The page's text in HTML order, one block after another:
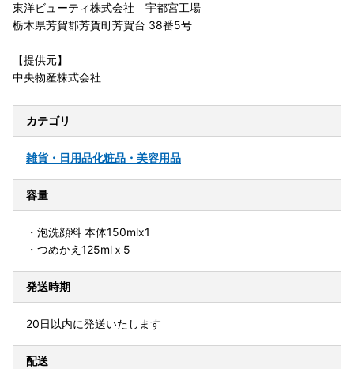
東洋ビューティ株式会社 宇都宮工場
栃木県芳賀郡芳賀町芳賀台 38番5号
【提供元】
中央物産株式会社
カテゴリ
雑貨・日用品化粧品・美容用品
容量
・泡洗顔料 本体150mlx1
・つめかえ125mlｘ5
発送時期
20日以内に発送いたします
配送